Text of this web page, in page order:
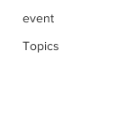
event
Topics